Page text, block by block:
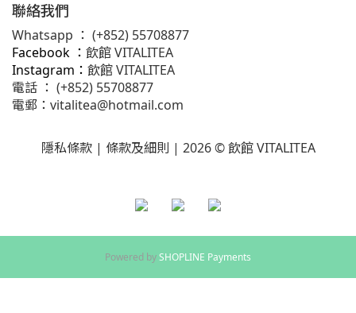
聯絡我們
Whatsapp ： (+852) 55708877
Facebook ： 飲館 VITALITEA
Instagram： 飲館 VITALITEA
電話 ： (+852) 55708877
電郵： vitalitea@hotmail.com
隱私條款 | 條款及細則 | 2026 © 飲館 VITALITEA
Powered bySHOPLINE Payments